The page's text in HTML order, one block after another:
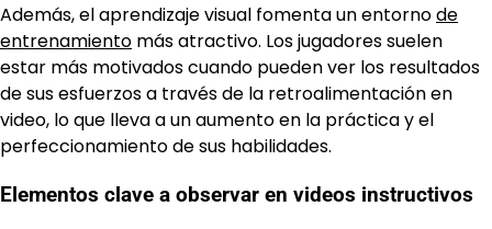
Además, el aprendizaje visual fomenta un entornode
entrenamiento más atractivo. Los jugadores suelen
estar más motivados cuando pueden ver los resultados
de sus esfuerzos a través de la retroalimentación en
video, lo que lleva a un aumento en la práctica y el
perfeccionamiento de sus habilidades.
Elementos clave a observar en videos instructivos